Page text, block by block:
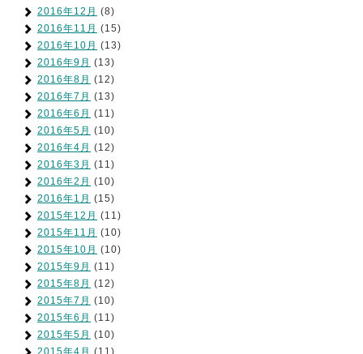
2016年12月 (8)
2016年11月 (15)
2016年10月 (13)
2016年9月 (13)
2016年8月 (12)
2016年7月 (13)
2016年6月 (11)
2016年5月 (10)
2016年4月 (12)
2016年3月 (11)
2016年2月 (10)
2016年1月 (15)
2015年12月 (11)
2015年11月 (10)
2015年10月 (10)
2015年9月 (11)
2015年8月 (12)
2015年7月 (10)
2015年6月 (11)
2015年5月 (10)
2015年4月 (11)